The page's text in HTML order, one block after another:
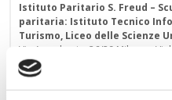
Istituto Paritario S. Freud –
paritaria: Istituto Tecnico
Turismo, Liceo delle Scienze
Via Accademia, 26/29 Milano –
02.29409829
Scuola Superiore Paritaria
Milano